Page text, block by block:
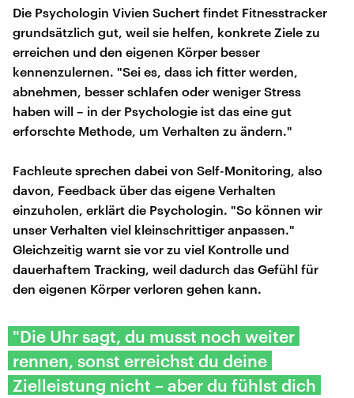
Die Psychologin Vivien Suchert findet Fitnesstracker
grundsätzlich gut, weil sie helfen, konkrete Ziele zu
erreichen und den eigenen Körper besser
kennenzulernen. "Sei es, dass ich fitter werden,
abnehmen, besser schlafen oder weniger Stress
haben will – in der Psychologie ist das eine gut
erforschte Methode, um Verhalten zu ändern."
Fachleute sprechen dabei von Self-Monitoring, also
davon, Feedback über das eigene Verhalten
einzuholen, erklärt die Psychologin. "So können wir
unser Verhalten viel kleinschrittiger anpassen."
Gleichzeitig warnt sie vor zu viel Kontrolle und
dauerhaftem Tracking, weil dadurch das Gefühl für
den eigenen Körper verloren gehen kann.
"Die Uhr sagt, du musst noch weiter
rennen, sonst erreichst du deine
Zielleistung nicht – aber du fühlst dich